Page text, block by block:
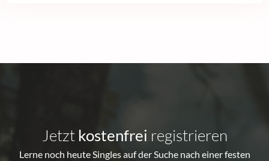
Jetzt kostenfrei registrieren
Lerne noch heute Singles auf der Suche nach einer festen